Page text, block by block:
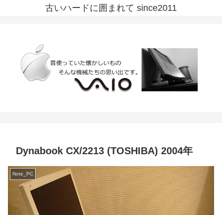
古いハードに囲まれて since2011
Dynabook CX/2213 (TOSHIBA) 2004年
Note_PC